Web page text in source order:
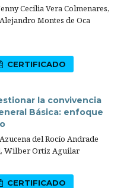
Cecilia Vera Colmenares,
Montes de Oca
CERTIFICADO
la convivencia
Básica: enfoque
del Rocío Andrade
Wilber Ortiz Aguilar
CERTIFICADO